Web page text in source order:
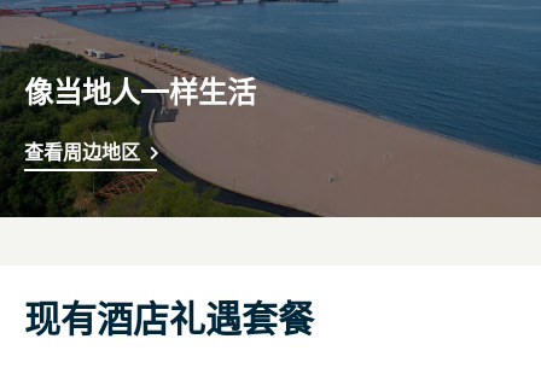
像当地人一样生活
查看周边地区
现有酒店礼遇套餐